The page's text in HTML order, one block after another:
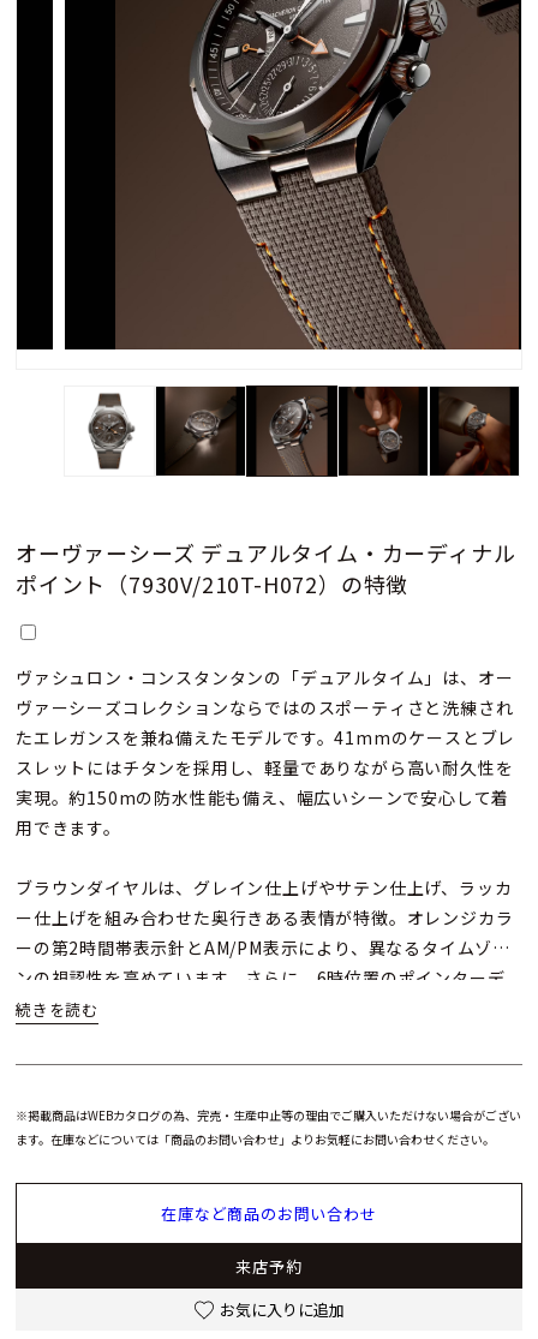
オーヴァーシーズ デュアルタイム・カーディナル
ポイント（7930V/210T-H072）の特徴
ヴァシュロン・コンスタンタンの「デュアルタイム」は、オー
ヴァーシーズコレクションならではのスポーティさと洗練され
たエレガンスを兼ね備えたモデルです。41mmのケースとブレ
スレットにはチタンを採用し、軽量でありながら高い耐久性を
実現。約150mの防水性能も備え、幅広いシーンで安心して着
用できます。
ブラウンダイヤルは、グレイン仕上げやサテン仕上げ、ラッカ
ー仕上げを組み合わせた奥行きある表情が特徴。オレンジカラ
ーの第2時間帯表示針とAM/PM表示により、異なるタイムゾー
ンの視認性を高めています。さらに、6時位置のポインターデ
イトにより実用性も確保されています。
ムーブメントには自社製自動巻きキャリバー「5110 DT/2」を
ル取得により、精度と仕上げの両面で高い品質基準を満たして
また、チタンブレスレットに加えラバーストラップが付属し、
工具不要で簡単に付け替えが可能。スタイルやシーンに応じて
自在に表情を変えられる、機能性と上質さを兼ね備えた一本で
※掲載商品はWEBカタログの為、完売・生産中止等の理由でご購入いただけない場合がござい
ます。在庫などについては「商品のお問い合わせ」よりお気軽にお問い合わせください。
在庫など商品のお問い合わせ
来店予約
お気に入りに追加